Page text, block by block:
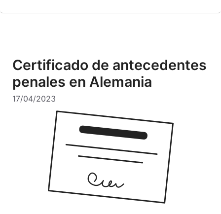
Certificado de antecedentes
penales en Alemania
17/04/2023